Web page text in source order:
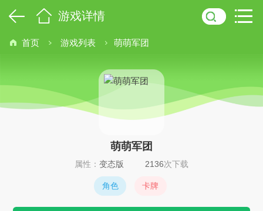
游戏详情
首页 游戏列表 萌萌军团
萌萌军团
属性： 变态版 2136次下载
角色 卡牌